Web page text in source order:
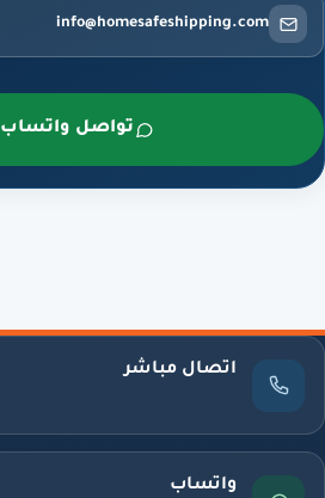
info@homesafeshipping.com
تواصل واتساب
اتصال مباشر
واتساب